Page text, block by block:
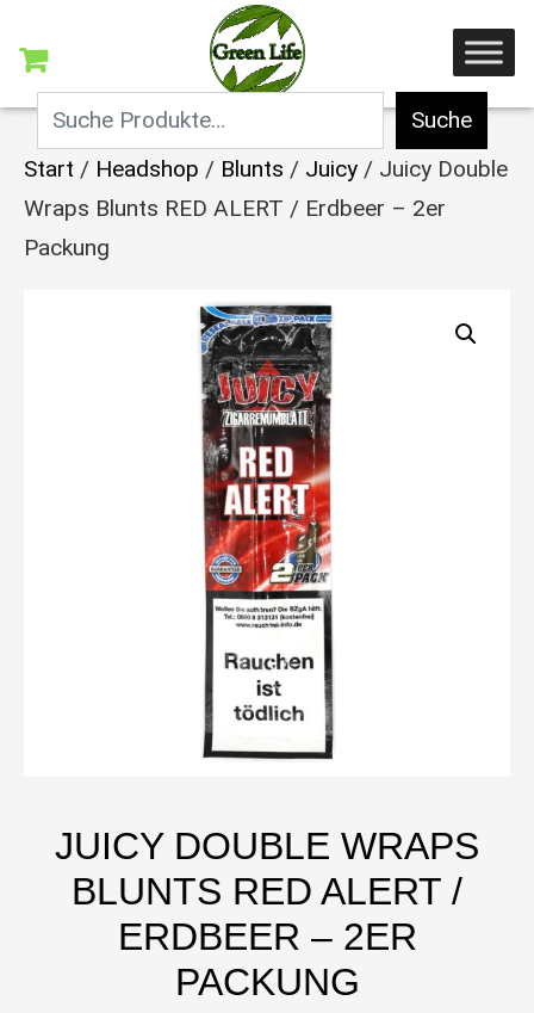
Suche
Start / Headshop / Blunts / Juicy / Juicy Double
Wraps Blunts RED ALERT / Erdbeer – 2er
Packung
JUICY DOUBLE WRAPS
BLUNTS RED ALERT /
ERDBEER – 2ER
PACKUNG